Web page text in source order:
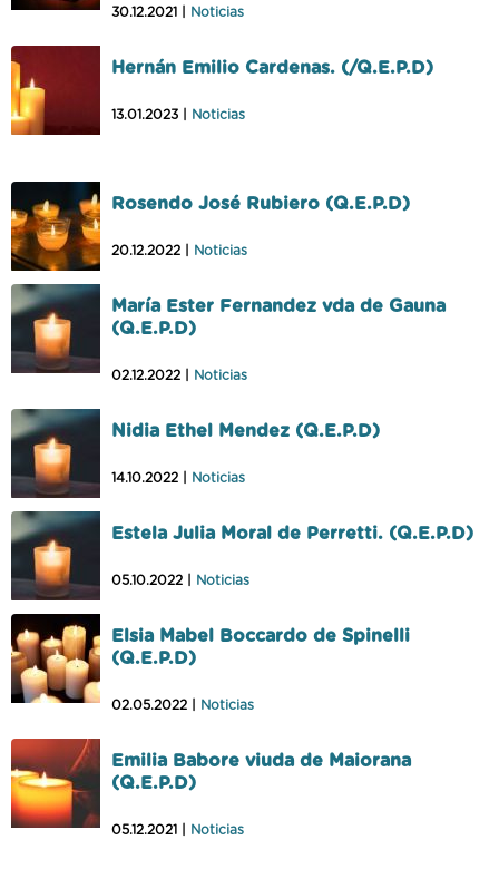
30.12.2021 | Noticias
Hernán Emilio Cardenas. (/Q.E.P.D)
13.01.2023 | Noticias
Rosendo José Rubiero (Q.E.P.D)
20.12.2022 | Noticias
María Ester Fernandez vda de Gauna
(Q.E.P.D)
02.12.2022 | Noticias
Nidia Ethel Mendez (Q.E.P.D)
14.10.2022 | Noticias
Estela Julia Moral de Perretti. (Q.E.P.D)
05.10.2022 | Noticias
Elsia Mabel Boccardo de Spinelli
(Q.E.P.D)
02.05.2022 | Noticias
Emilia Babore viuda de Maiorana
(Q.E.P.D)
05.12.2021 | Noticias